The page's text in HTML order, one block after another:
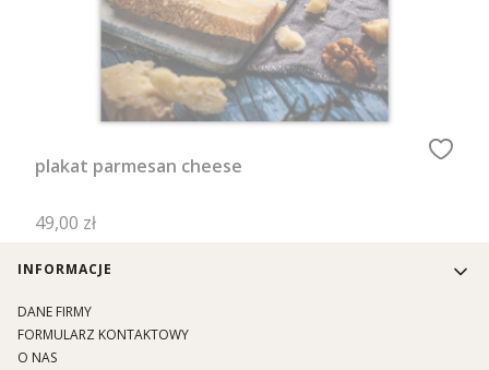
plakat parmesan cheese
Cena
49,00 zł
Linki w stopce
INFORMACJE
DANE FIRMY
FORMULARZ KONTAKTOWY
O NAS